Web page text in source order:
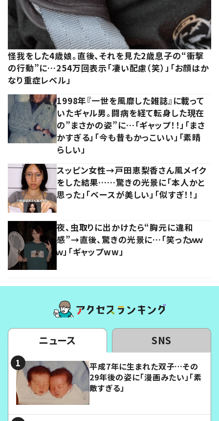
怪我をした4歳娘。直後、それを見た2歳息子の“衝撃
の行動”に…254万回表示「凄い配慮（笑）」「お顔はか
なり重症レベル」
1998年『一世を風靡した雑誌』に載って
いたギャル男。闘病を経て転身した現在
の”まさかの姿”に…「ギャップ！！」「まさ
かすぎる」「今も昔もかっこいい」「素晴
らしい」
スッピン女性→戸田恵梨香さん風メイク
をした結果……驚きの光景に「本人かと
思った」「ベースが美しい」「似すぎ！！」
夜、虫取りに出かけたら“胸元に違和
感”→直後、驚きの光景に…「笑ったｗｗ
ｗ」「ギャップww」
ニュース SNS
平成7年に生まれた双子…その
29年後の姿に「漫画みたい」「素
敵すぎる」